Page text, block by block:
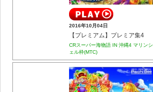
2016年10月04日
【プレミアム】プレミア集4
CRスーパー海物語 IN 沖縄4 マリンシ
ェル枠(MTC)